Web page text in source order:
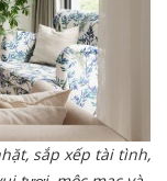
sắp xếp tài tình,